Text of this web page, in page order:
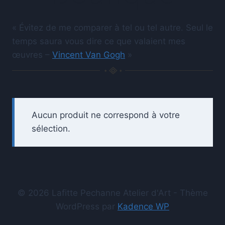
« Évitez de me comparer à tel ou tel autre. Seul le
temps saura vous dire ce que valaient mes
œuvres – Vincent Van Gogh »
Aucun produit ne correspond à votre
sélection.
© 2026 Lafitte Pechanne Atelier d'Art - Thème
WordPress par Kadence WP